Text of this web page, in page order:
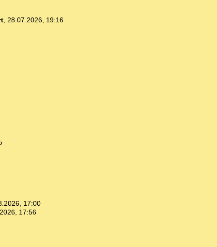
, 28.07.2026, 19:16
17:00
17:56